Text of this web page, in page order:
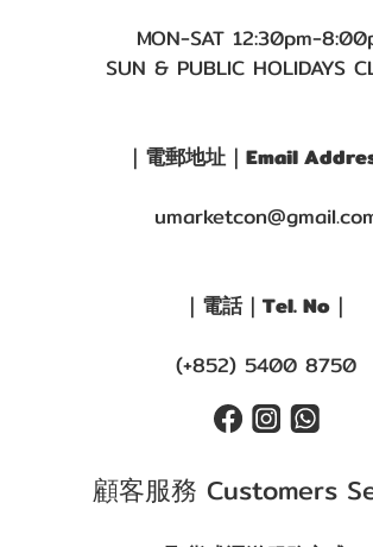
MON-SAT 12:30pm-
SUN & PUBLIC HOLIDAYS
｜電郵地址｜Email
｜電話｜Tel. No｜
(+852) 5400 8750
顧客服務 Customers